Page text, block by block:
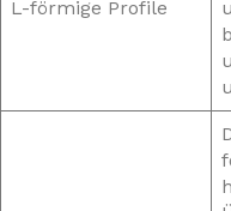
L-förmige Profile